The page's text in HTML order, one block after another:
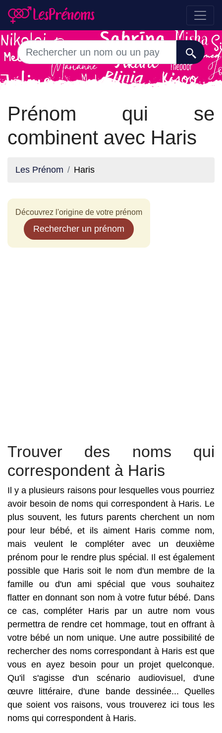
Prénom qui se
combinent avec Haris
Les Prénom Haris
Découvrez l'origine de votre prénom
Rechercher un prénom
Trouver des noms qui
correspondent à Haris
Il y a plusieurs raisons pour lesquelles vous pourriez
avoir besoin de noms qui correspondent à Haris. Le
plus souvent, les futurs parents cherchent un nom
pour leur bébé, et ils aiment Haris comme nom,
mais veulent le compléter avec un deuxième
prénom pour le rendre plus spécial. Il est également
possible que Haris soit le nom d'un membre de la
famille ou d'un ami spécial que vous souhaitez
flatter en donnant son nom à votre futur bébé. Dans
ce cas, compléter Haris par un autre nom vous
permettra de rendre cet hommage, tout en offrant à
votre bébé un nom unique. Une autre possibilité de
rechercher des noms correspondant à Haris est que
vous en ayez besoin pour un projet quelconque.
Qu'il s'agisse d'un scénario audiovisuel, d'une
œuvre littéraire, d'une bande dessinée... Quelles
que soient vos raisons, vous trouverez ici tous les
noms qui correspondent à Haris.